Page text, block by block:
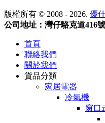
版權所有 © 2008 - 2026. 優
公司地址：灣仔駱克道416
首頁
聯絡我們
關於我們
貨品分類
家居電器
冷氣機
窗口